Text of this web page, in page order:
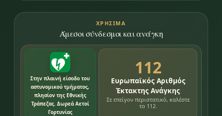
ΧΡΉΣΙΜΑ
Άμεσοι σύνδεσμοι και ανάγκη
Στην πλαινή είσοδο του
αστυνομικού τμήματος,
πλησίον της Εθνικής
Τράπεζας. Δωρεά Αετοί
Γορτυνίας
112
Ευρωπαϊκός Αριθμός
Έκτακτης Ανάγκης
Σε επείγον περιστατικό, καλέστε
το 112.